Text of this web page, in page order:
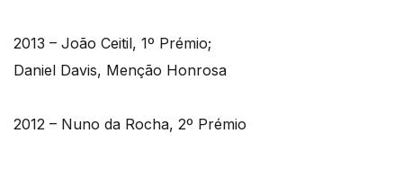
2013 – João Ceitil, 1º Prémio;
Daniel Davis, Menção Honrosa
2012 – Nuno da Rocha, 2º Prémio